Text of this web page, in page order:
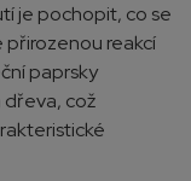
je pochopit, co se
přirozenou reakcí
paprsky
dřeva, což